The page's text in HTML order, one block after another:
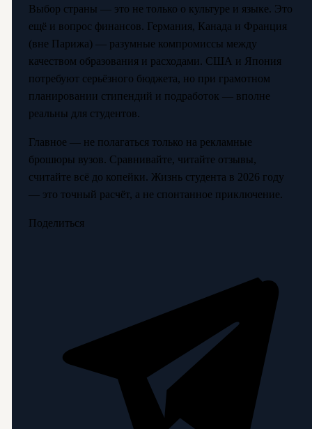
Выбор страны — это не только о культуре и языке. Это
ещё и вопрос финансов. Германия, Канада и Франция
(вне Парижа) — разумные компромиссы между
качеством образования и расходами. США и Япония
потребуют серьёзного бюджета, но при грамотном
планировании стипендий и подработок — вполне
реальны для студентов.
Главное — не полагаться только на рекламные
брошюры вузов. Сравнивайте, читайте отзывы,
считайте всё до копейки. Жизнь студента в 2026 году
— это точный расчёт, а не спонтанное приключение.
Поделиться